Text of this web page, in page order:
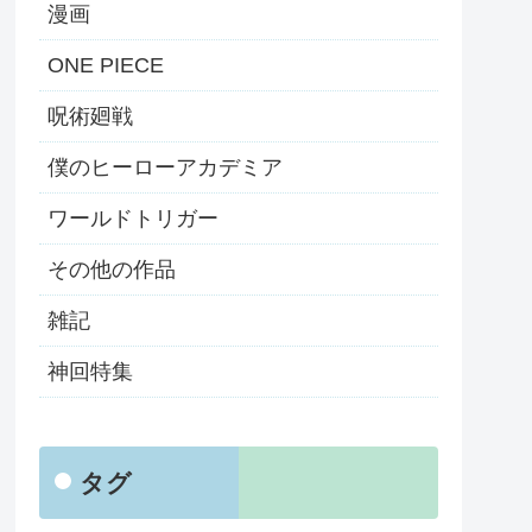
漫画
ONE PIECE
呪術廻戦
僕のヒーローアカデミア
ワールドトリガー
その他の作品
雑記
神回特集
タグ